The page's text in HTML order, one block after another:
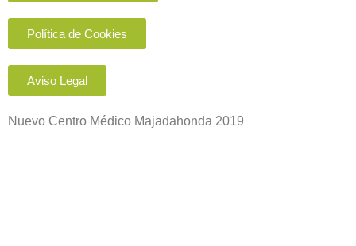
Política de Cookies
Aviso Legal
Nuevo Centro Médico Majadahonda 2019